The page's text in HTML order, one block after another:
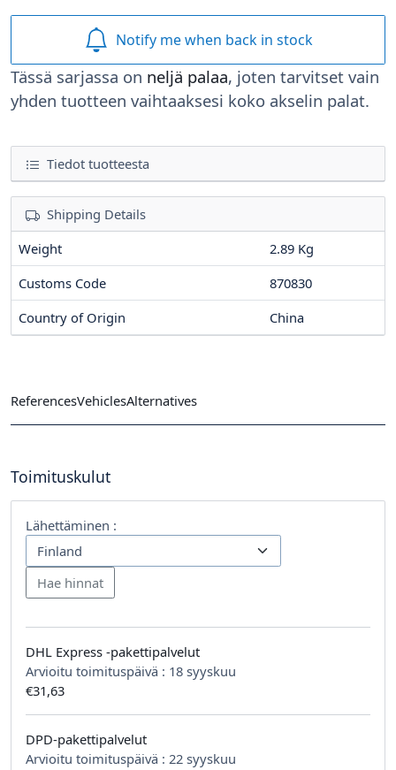
Tässä sarjassa on neljä palaa, joten tarvitset vain
yhden tuotteen vaihtaaksesi koko akselin palat.
Tiedot tuotteesta
Shipping Details
Weight
2.89 Kg
Customs Code
870830
Country of Origin
China
Notify me when back in stock
ReferencesVehiclesAlternatives
Toimituskulut
Lähettäminen :
DHL Express -pakettipalvelut
Arvioitu toimituspäivä : 18 syyskuu
€31,63
DPD-pakettipalvelut
Arvioitu toimituspäivä : 22 syyskuu